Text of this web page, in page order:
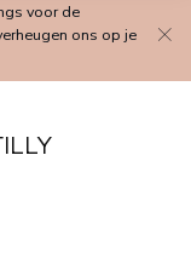
voor de
ons op je